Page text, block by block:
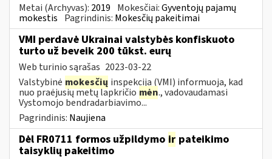
Metai (Archyvas): 2019 Mokesčiai:Gyventojų pajamų
mokestis Pagrindinis: Mokesčių pakeitimai
VMI perdavė Ukrainai valstybės konfiskuoto
turto už beveik 200 tūkst. eurų
Web turinio sąrašas 2023-03-22
Valstybinė mokesčių inspekcija (VMI) informuoja, kad
nuo praėjusių metų lapkričio mėn., vadovaudamasi
Vystomojo bendradarbiavimo...
Pagrindinis: Naujiena
Dėl FR0711 formos užpildymo ir pateikimo
taisyklių pakeitimo